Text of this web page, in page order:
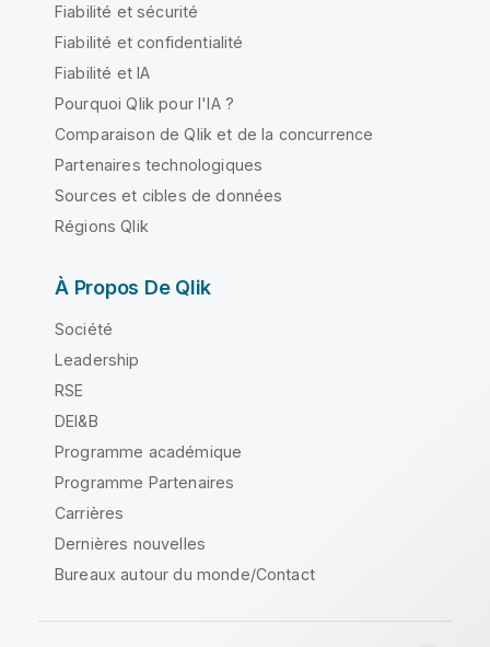
Fiabilité et sécurité
Fiabilité et confidentialité
Fiabilité et IA
Pourquoi Qlik pour l'IA ?
Comparaison de Qlik et de la concurrence
Partenaires technologiques
Sources et cibles de données
Régions Qlik
À Propos De Qlik
Société
Leadership
RSE
DEI&B
Programme académique
Programme Partenaires
Carrières
Dernières nouvelles
Bureaux autour du monde/Contact